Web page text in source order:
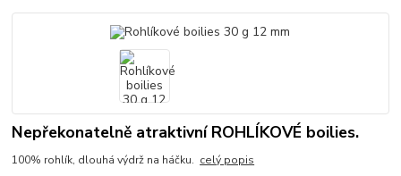
Nepřekonatelně atraktivní ROHLÍKOVÉ boilies.
100% rohlík, dlouhá výdrž na háčku. celý popis